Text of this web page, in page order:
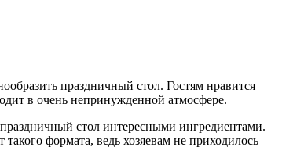
праздничный стол. Гостям нравится
в очень непринужденной атмосфере.
стол интересными ингредиентами.
формата, ведь хозяевам не приходилось